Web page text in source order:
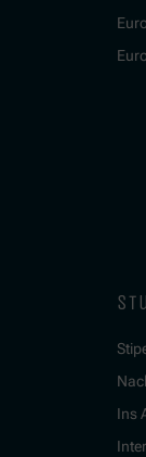
Ins